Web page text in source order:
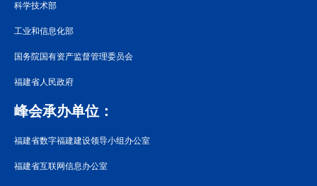
科学技术部
工业和信息化部
国务院国有资产监督管理委员会
福建省人民政府
峰会承办单位：
福建省数字福建建设领导小组办公室
福建省互联网信息办公室